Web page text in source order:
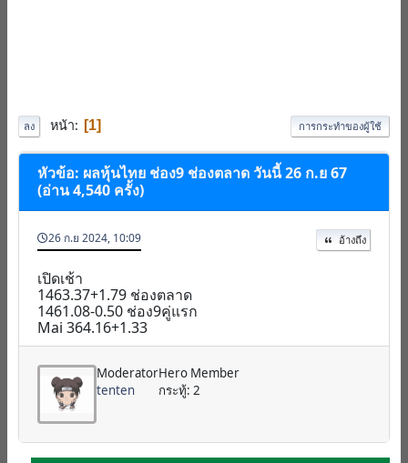
ลง หน้า 1 การกระทำของผู้ใช้
Moderator
tenten
Hero Member
กระทู้: 2
หัวข้อ: ผลหุ้นไทย ช่อง9 ช่องตลาด วันนี้ 26 ก.ย 67
(อ่าน 4,540 ครั้ง)
26 ก.ย 2024, 10:09 อ้างถึง
เปิดเช้า
1463.37+1.79 ช่องตลาด
1461.08-0.50 ช่อง9คู่แรก
Mai 364.16+1.33